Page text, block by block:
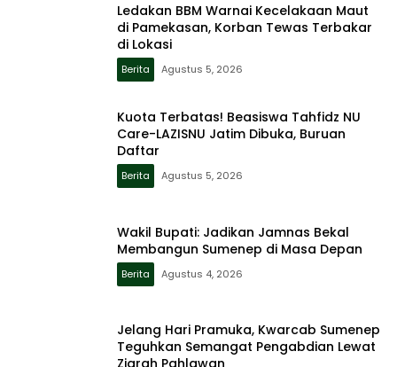
Ledakan BBM Warnai Kecelakaan Maut
di Pamekasan, Korban Tewas Terbakar
di Lokasi
Berita Agustus 5, 2026
Kuota Terbatas! Beasiswa Tahfidz NU
Care-LAZISNU Jatim Dibuka, Buruan
Daftar
Berita Agustus 5, 2026
Wakil Bupati: Jadikan Jamnas Bekal
Membangun Sumenep di Masa Depan
Berita Agustus 4, 2026
Jelang Hari Pramuka, Kwarcab Sumenep
Teguhkan Semangat Pengabdian Lewat